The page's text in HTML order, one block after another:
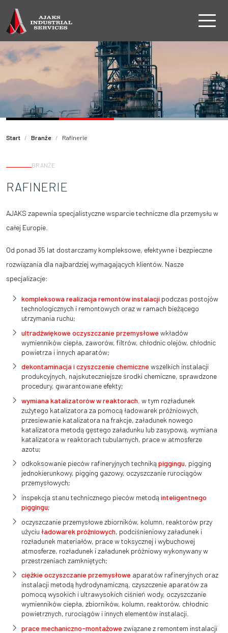
Start Branże Rafinerie
BRANŻE
RAFINERIE
AJAKS zapewnia specjalistyczne wsparcie techniczne dla przemysłu w
całej Europie.
Od ponad 35 lat dostarczamy kompleksowe, efektywne i bezpieczne
rozwiązania dla najbardziej wymagających klientów. Nasze
specjalizacje:
kompleksowa realizacja remontów instalacji podczas postojów
technologicznych i remontowych oraz w ramach bieżącego
utrzymania ruchu;
ultradźwiękowe oczyszczanie przemysłowe wkładów
wymienników ciepła, zaworów, filtrów, chłodnic olejów, chłodnic
powietrza i innych aparatów;
dekontaminacja i czyszczenie chemiczne wszelkich instalacji
produkcyjnych, najskuteczniejsze środki chemiczne, sprawdzone
procedury, gwarantowane efekty;
wymiana katalizatorów w reaktorach, w tym rozładunek
zużytego katalizatora za pomocą ładowarek próżniowych,
przesiewanie katalizatora na frakcje, załadunek nowego
katalizatora metodą gęstego załadunku lub zasypową, wymiana
katalizatora w reaktorach tubularnych, prace w atmosferze
azotu;
odkoksowanie pieców rafineryjnych techniką piggingu, pigging
jednokierunkowy, pigging gazowy, oczyszczanie rurociągów
przemysłowych;
inspekcja stanu technicznego pieców metodą inteligentnego
piggingu;
oczyszczanie przemysłowe zbiorników, kolumn, reaktorów przy
użyciu ładowarek próżniowych, podciśnieniowy załadunek i
rozładunek materiałów, prace w toksycznej i wybuchowej
atmosferze, rozładunek i załadunek próżniowy wykonywany w
przestrzeniach zamkniętych;
ciężkie oczyszczanie przemysłowe aparatów rafineryjnych oraz
instalacji metodą hydrodynamiczną, czyszczenie aparatów za
pomocą wysokich i ultrawysokich ciśnień wody, oczyszczanie
wymienników ciepła, zbiorników, kolumn, reaktorów, chłodnic
powietrznych, rurociągów i innych elementów instalacji.
prace mechaniczno-montażowe związane z remontem instalacji